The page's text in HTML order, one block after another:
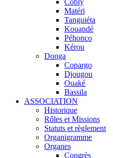
Matéri
Tanguiéta
Kouandé
Péhonco
Kérou
Donga
Copargo
Djougou
Ouaké
Bassila
ASSOCIATION
Historique
Rôles et Missions
Statuts et règlement
Organigramme
Organes
Congrès